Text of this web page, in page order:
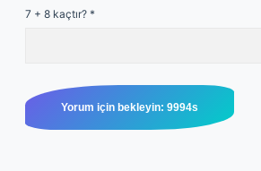
7 + 8 kaçtır? *